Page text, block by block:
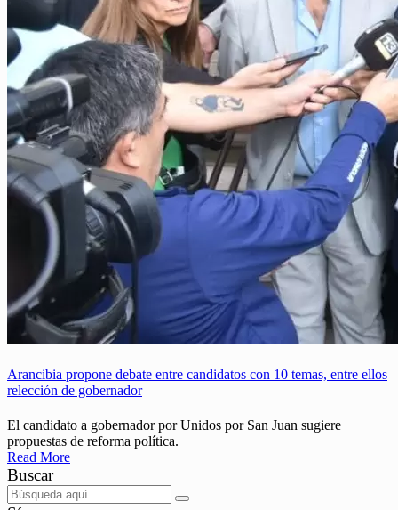
Arancibia propone debate entre candidatos con 10 temas, entre ellos
relección de gobernador
El candidato a gobernador por Unidos por San Juan sugiere
propuestas de reforma política.
Read More
Buscar